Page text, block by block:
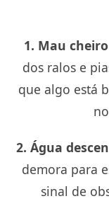
1. Mau
dos ralos e
que algo está
2. Água
demora para
sinal de